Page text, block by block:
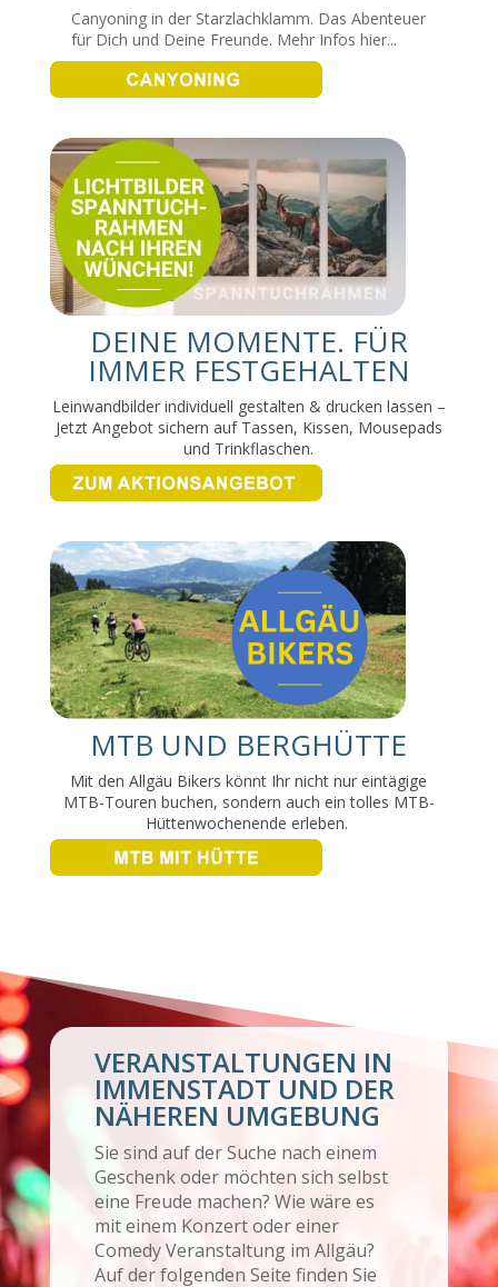
Canyoning in der Starzlachklamm. Das Abenteuer
für Dich und Deine Freunde. Mehr Infos hier...
DEINE MOMENTE. FÜR
IMMER FESTGEHALTEN
Leinwandbilder individuell gestalten & drucken lassen –
Jetzt Angebot sichern auf Tassen, Kissen, Mousepads
und Trinkflaschen.
MTB UND BERGHÜTTE
Mit den Allgäu Bikers könnt Ihr nicht nur eintägige
MTB-Touren buchen, sondern auch ein tolles MTB-
Hüttenwochenende erleben.
VERANSTALTUNGEN IN
IMMENSTADT UND DER
NÄHEREN UMGEBUNG
Sie sind auf der Suche nach einem
Geschenk oder möchten sich selbst
eine Freude machen? Wie wäre es
mit einem Konzert oder einer
Comedy Veranstaltung im Allgäu?
Auf der folgenden Seite finden Sie